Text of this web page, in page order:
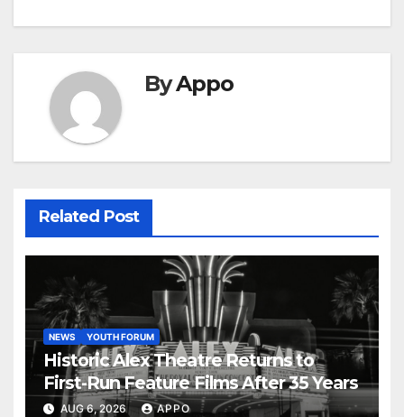
ByAppo
Related Post
NEWS YOUTH FORUM
Historic Alex Theatre Returns to
First-Run Feature Films After 35 Years
AUG 6, 2026 APPO